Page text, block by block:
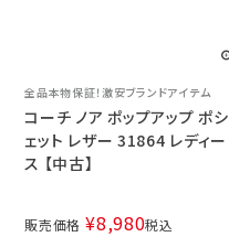
全品本物保証！激安ブランドアイテム
コーチ ノア ポップアップ ポシ
ェット レザー 31864 レディー
ス 【中古】
販売価格 ¥8,980税込